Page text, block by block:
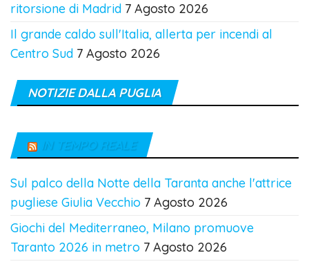
ritorsione di Madrid 7 Agosto 2026
Il grande caldo sull'Italia, allerta per incendi al
Centro Sud 7 Agosto 2026
NOTIZIE DALLA PUGLIA
IN TEMPO REALE
Sul palco della Notte della Taranta anche l'attrice
pugliese Giulia Vecchio 7 Agosto 2026
Giochi del Mediterraneo, Milano promuove
Taranto 2026 in metro 7 Agosto 2026